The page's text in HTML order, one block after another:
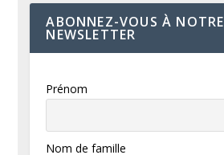
ABONNEZ-VOUS À NOTRE
NEWSLETTER
Prénom
Nom de famille